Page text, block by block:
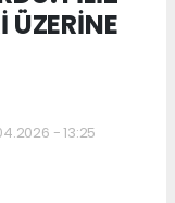
ÜZERİNE
- 13:25